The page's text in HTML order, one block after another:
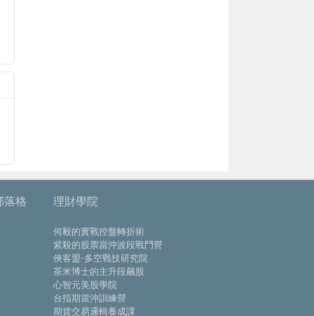
落格 理財學院
何毅的實戰控盤轉折術
紫殺的股票當沖波段戰鬥營
俠客盟-多空戰技研究院
茶米博士的主升段飆股
心智元美股學院
台指期當沖訓練營
期貨交易邏輯養成課